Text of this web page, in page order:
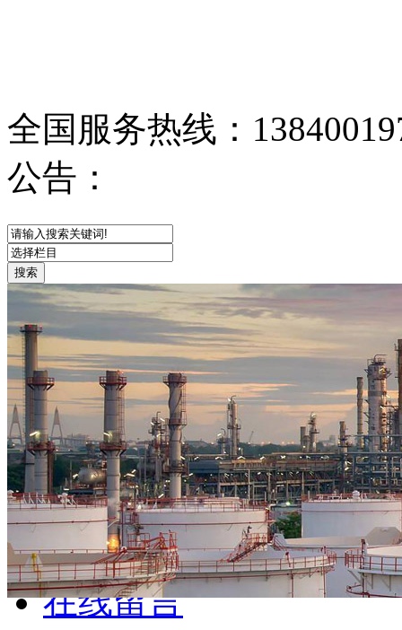
全国服务热线：
公告：
网站首页
关于我们
供应产品
融雪剂硫酸亚铁柠檬酸葡萄糖氯化钙聚合氯化 ...纯碱氧
碱
磷酸三钠 草酸
库房产品
炯道库房
在线留言